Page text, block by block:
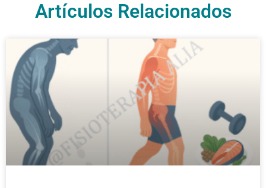
Artículos Relacionados